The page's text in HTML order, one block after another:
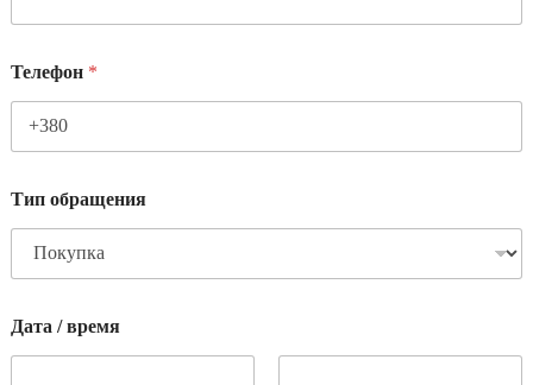
Телефон *
Тип обращения
Дата / время